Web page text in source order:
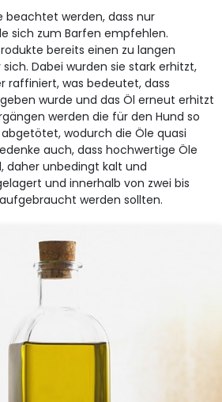
beachtet werden, dass nur
sich zum Barfen empfehlen.
bereits einen zu langen
Dabei wurden sie stark erhitzt,
raffiniert, was bedeutet, dass
wurde und das Öl erneut erhitzt
werden die für den Hund so
wodurch die Öle quasi
auch, dass hochwertige Öle
daher unbedingt kalt und
und innerhalb von zwei bis
werden sollten.